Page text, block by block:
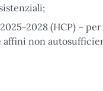
2025-2028 (HCP) –
non